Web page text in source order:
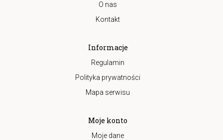
O nas
Kontakt
Informacje
Regulamin
Polityka prywatności
Mapa serwisu
Moje konto
Moje dane